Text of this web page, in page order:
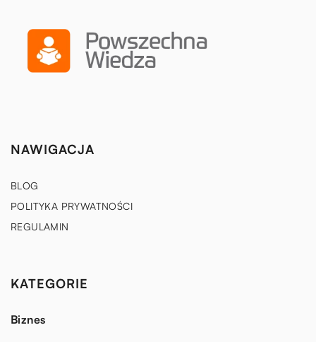
NAWIGACJA
BLOG
POLITYKA PRYWATNOŚCI
REGULAMIN
KATEGORIE
Biznes